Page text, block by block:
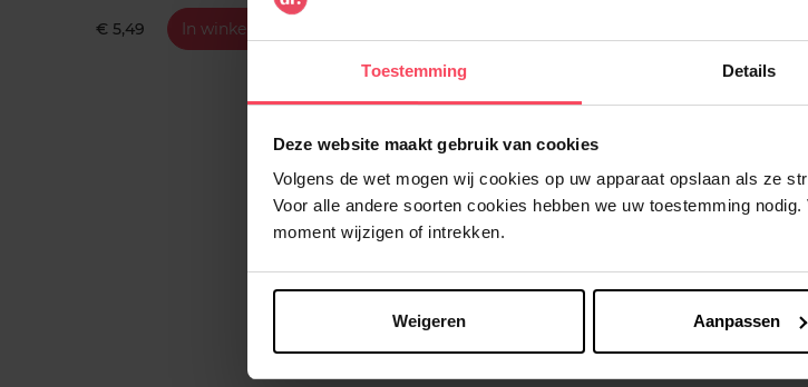
Toestemming Details
Deze website maakt gebruik van cookies
Volgens de wet mogen wij cookies op uw apparaat opslaan als ze
Voor alle andere soorten cookies hebben we uw toestemming
moment wijzigen of intrekken.
Weigeren Aanpassen
€ 5,49 In winkelmandje